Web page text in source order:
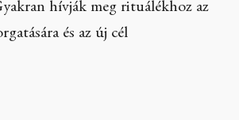
hívják meg rituálékhoz az
és az új cél